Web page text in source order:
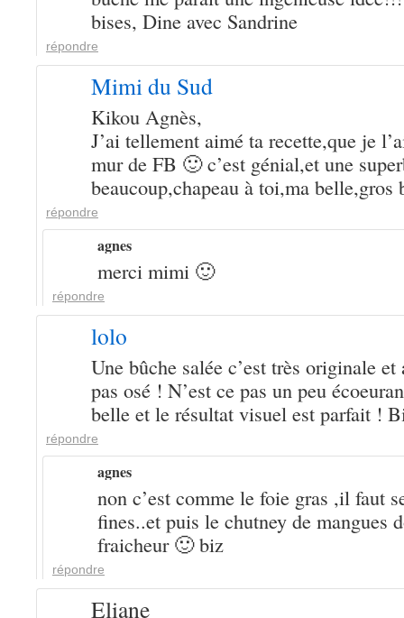
bises, Dine avec Sandrine
répondre
Mimi du Sud
Kikou Agnès,
J’ai tellement aimé ta recette,que je
mur de FB 🙂 c’est génial,et une
beaucoup,chapeau à toi,ma belle,gros
répondre
agnes
merci mimi 🙂
répondre
lolo
Une bûche salée c’est très originale
pas osé ! N’est ce pas un peu
belle et le résultat visuel est parfait !
répondre
agnes
non c’est comme le foie gras ,il faut
fines..et puis le chutney de mangues
fraicheur 🙂 biz
répondre
Eliane